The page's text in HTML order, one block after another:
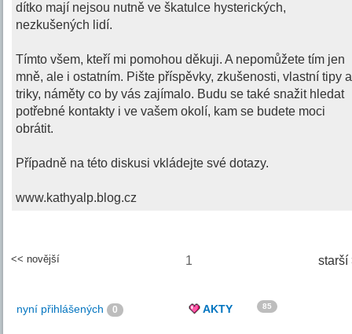
dítko mají nejsou nutně ve škatulce hysterických,
nezkušených lidí.
Tímto všem, kteří mi pomohou děkuji. A nepomůžete tím jen
mně, ale i ostatním. Pište příspěvky, zkušenosti, vlastní tipy a
triky, náměty co by vás zajímalo. Budu se také snažit hledat
potřebné kontakty i ve vašem okolí, kam se budete moci
obrátit.
Případně na této diskusi vkládejte své dotazy.
www.kathyalp.blog.cz
starší
<< novější 1
nyní přihlášených 0 AKTY 85